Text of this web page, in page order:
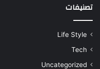
تصنيفات
Life Style
Tech
Uncategorized